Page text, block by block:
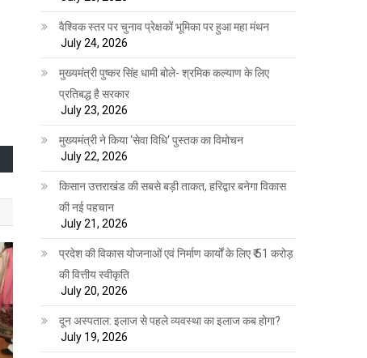
वैश्विक स्तर पर चुनाव प्रेक्षकों भूमिका पर हुआ महा मंथन
July 24, 2026
मुख्यमंत्री पुष्कर सिंह धामी बोले- श्रमिक कल्याण के लिए
प्रतिबद्ध है सरकार
July 23, 2026
मुख्यमंत्री ने किया ‘सेवा विधि‘ पुस्तक का विमोचन
July 22, 2026
किसान उत्तराखंड की सबसे बड़ी ताकत, हरिद्वार बनेगा विकास
की नई पहचान
July 21, 2026
प्रदेश की विकास योजनाओं एवं निर्माण कार्यों के लिए ₹ 51 करोड़
की वित्तीय स्वीकृति
July 20, 2026
दून अस्पताल: इलाज से पहले व्यवस्था का इलाज कब होगा?
July 19, 2026